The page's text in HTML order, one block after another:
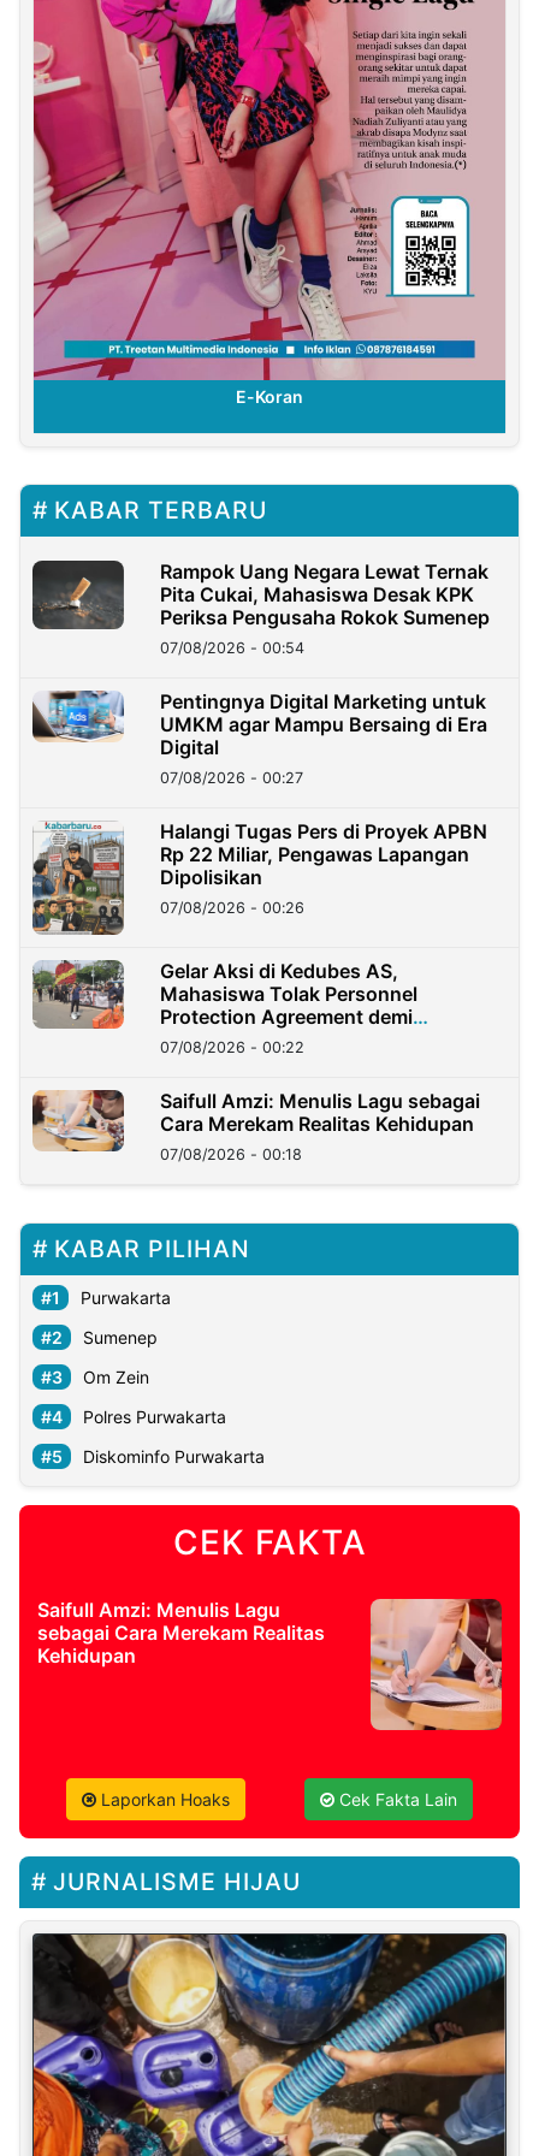
KABAR TERBARU
Rampok Uang Negara Lewat Ternak
Pita Cukai, Mahasiswa Desak KPK
Periksa Pengusaha Rokok Sumenep
07/08/2026 - 00:54
Pentingnya Digital Marketing untuk
UMKM agar Mampu Bersaing di Era
Digital
07/08/2026 - 00:27
Halangi Tugas Pers di Proyek APBN
Rp 22 Miliar, Pengawas Lapangan
Dipolisikan
07/08/2026 - 00:26
Gelar Aksi di Kedubes AS,
Mahasiswa Tolak Personnel
Protection Agreement demi
Kedaulatan Negara
07/08/2026 - 00:22
Saifull Amzi: Menulis Lagu sebagai
Cara Merekam Realitas Kehidupan
07/08/2026 - 00:18
KABAR PILIHAN
Purwakarta
Sumenep
Om Zein
Polres Purwakarta
Diskominfo Purwakarta
CEK FAKTA
Saifull Amzi: Menulis Lagu
sebagai Cara Merekam Realitas
Kehidupan
Laporkan Hoaks Cek Fakta Lain
JURNALISME HIJAU